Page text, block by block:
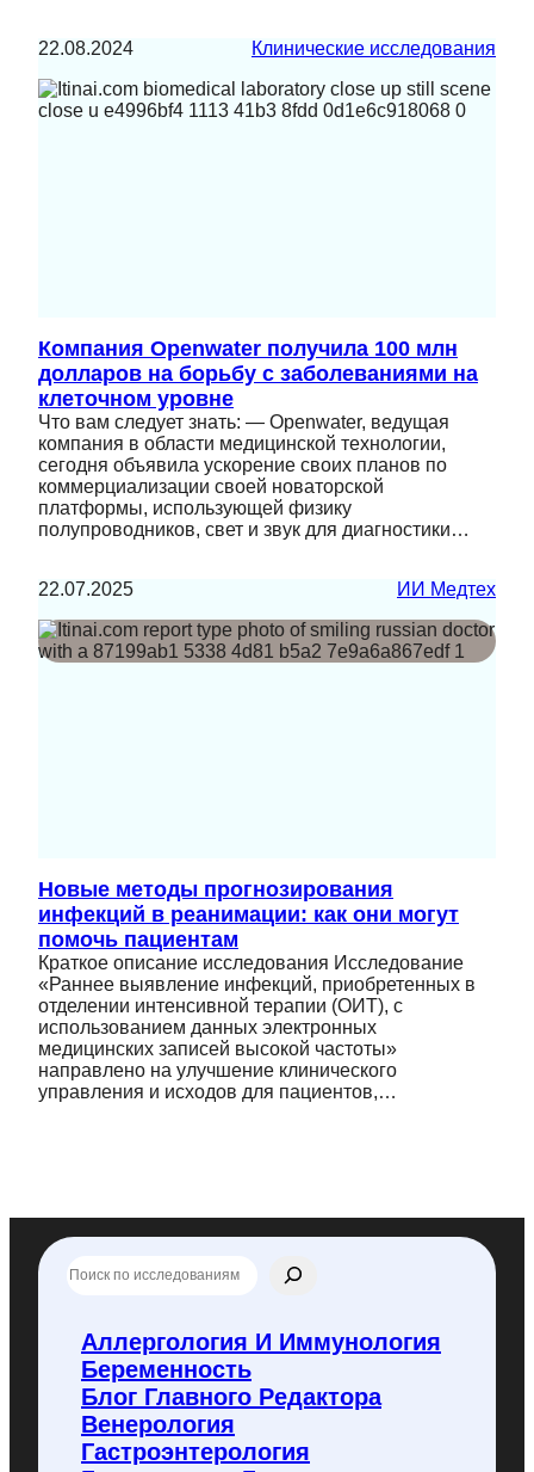
22.08.2024 Клинические исследования
Компания Openwater получила 100 млн
долларов на борьбу с заболеваниями на
клеточном уровне
Что вам следует знать: — Openwater, ведущая
компания в области медицинской технологии,
сегодня объявила ускорение своих планов по
коммерциализации своей новаторской
платформы, использующей физику
полупроводников, свет и звук для диагностики…
22.07.2025 ИИ Медтех
Новые методы прогнозирования
инфекций в реанимации: как они могут
помочь пациентам
Краткое описание исследования Исследование
«Раннее выявление инфекций, приобретенных в
отделении интенсивной терапии (ОИТ), с
использованием данных электронных
медицинских записей высокой частоты»
направлено на улучшение клинического
управления и исходов для пациентов,…
П
о
Аллергология И Иммунология
Беременность
Блог Главного Редактора
Венерология
Гастроэнтерология